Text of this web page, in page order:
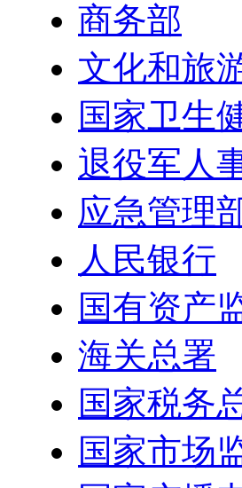
商务部
文化和旅
国家卫生
退役军人
应急管理
人民银行
国有资产
海关总署
国家税务
国家市场